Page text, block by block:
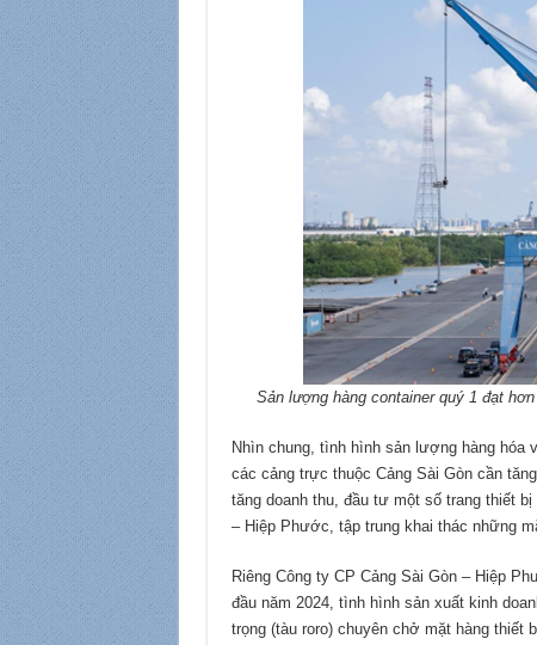
Sản lượng hàng container quý 1 đạt
Nhìn chung, tình hình sản lượng hàng hóa
các cảng trực thuộc Cảng Sài Gòn cần
tăng doanh thu, đầu tư một số trang thiết
– Hiệp Phước, tập trung khai thác những
Riêng Công ty CP Cảng Sài Gòn – Hiệp
đầu năm 2024, tình hình sản xuất kinh
trọng (tàu roro) chuyên chở mặt hàng thiết